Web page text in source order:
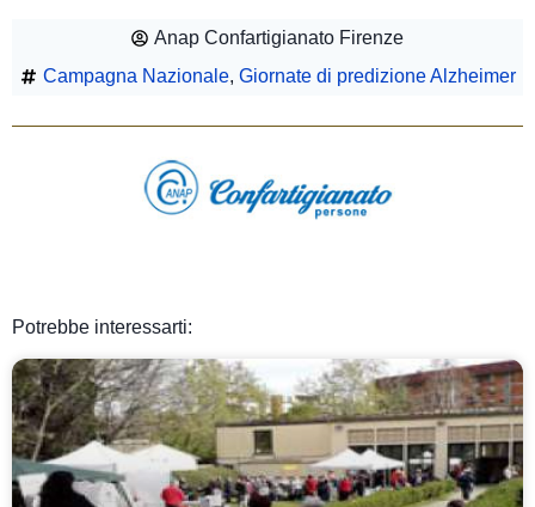
Anap Confartigianato Firenze
Campagna Nazionale, Giornate di predizione Alzheimer
Potrebbe interessarti: